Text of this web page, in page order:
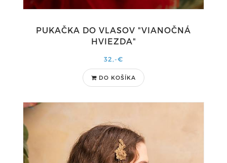
PUKAČKA DO VLASOV "VIANOČNÁ
HVIEZDA"
32,-€
DO KOŠÍKA